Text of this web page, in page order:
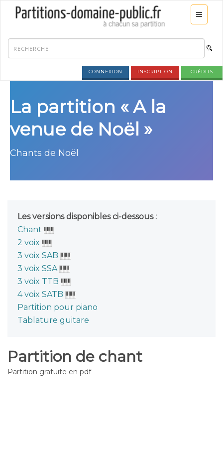
CONNEXION INSCRIPTION CRÉDITS
La partition « A la
venue de Noël »
Chants de Noël
Les versions disponibles ci-dessous :
Chant
2 voix
3 voix SAB
3 voix SSA
3 voix TTB
4 voix SATB
Partition pour piano
Tablature guitare
Partition de chant
Partition gratuite en pdf